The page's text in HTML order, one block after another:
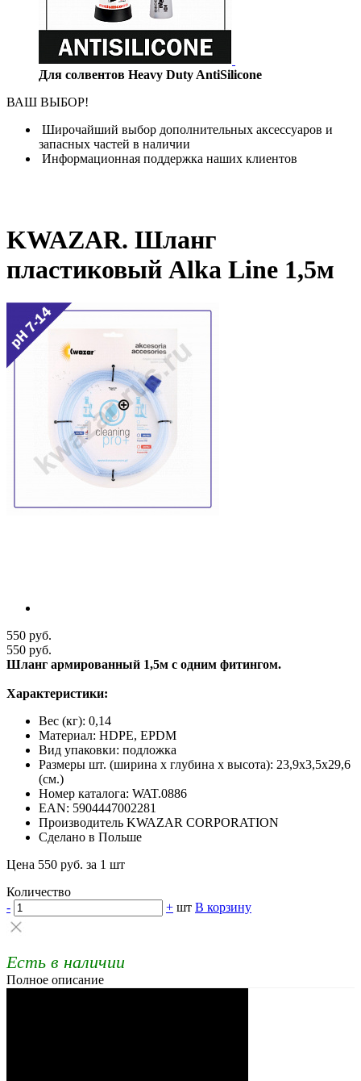
Для солвентов Heavy Duty AntiSilicone
ВАШ ВЫБОР!
Широчайший выбор дополнительных аксессуаров и
запасных частей в наличии
Информационная поддержка наших клиентов
KWAZAR. Шланг
пластиковый Alka Line 1,5м
550 руб.
550 руб.
Шланг армированный 1,5м с одним фитингом.
Характеристики:
Вес (кг): 0,14
Материал: HDPE, EPDM
Вид упаковки: подложка
Размеры шт. (ширина х глубина х высота): 23,9х3,5х29,6
(см.)
Номер каталога: WAT.0886
EAN: 5904447002281
Производитель KWAZAR CORPORATION
Сделано в Польше
Цена 550 руб. за 1 шт
Количество
-
+ шт В корзину
Есть в наличии
Полное описание